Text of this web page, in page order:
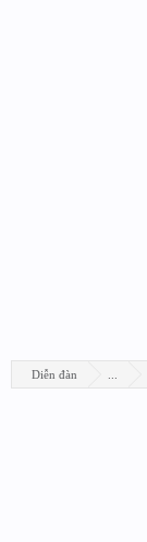
Diễn đàn